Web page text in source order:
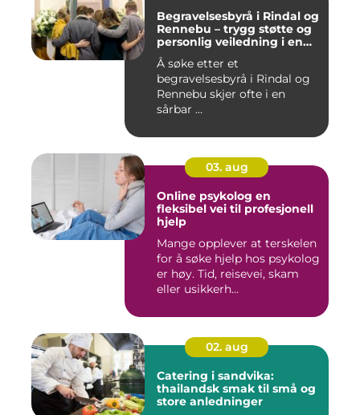
Begravelsesbyrå i Rindal og
Rennebu – trygg støtte og
personlig veiledning i en
vanskelig tid
Å søke etter et
begravelsesbyrå i Rindal og
Rennebu skjer ofte i en
sårbar ...
03. aug
Online psykolog en
fleksibel vei til profesjonell
hjelp
Mange opplever at terskelen
for å søke hjelp hos psykolog
er høy. Tid, reisevei, skam
eller usikkerh...
02. aug
Catering i sandvika:
thailandsk smak til små og
store anledninger